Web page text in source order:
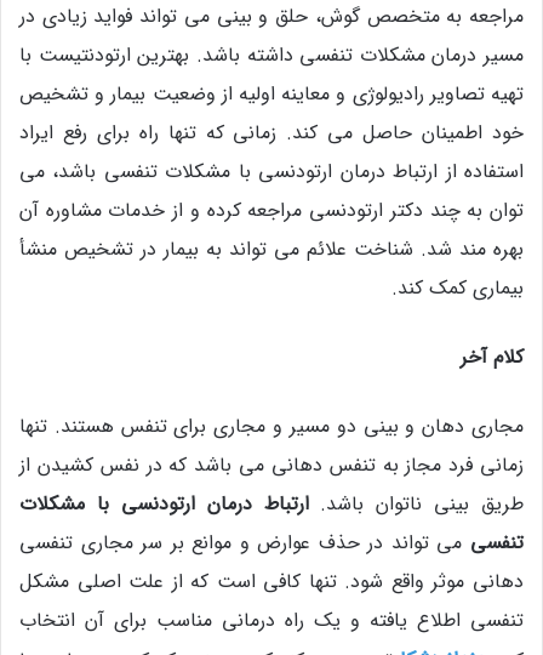
مراجعه به متخصص گوش، حلق و بینی می تواند فواید زیادی در
مسیر درمان مشکلات تنفسی داشته باشد. بهترین ارتودنتیست با
تهیه تصاویر رادیولوژی و معاینه اولیه از وضعیت بیمار و تشخیص
خود اطمینان حاصل می کند. زمانی که تنها راه برای رفع ایراد
استفاده از ارتباط درمان ارتودنسی با مشکلات تنفسی باشد، می
توان به چند دکتر ارتودنسی مراجعه کرده و از خدمات مشاوره آن
بهره مند شد. شناخت علائم می تواند به بیمار در تشخیص منشأ
بیماری کمک کند.
کلام آخر
مجاری دهان و بینی دو مسیر و مجاری برای تنفس هستند. تنها
زمانی فرد مجاز به تنفس دهانی می باشد که در نفس کشیدن از
طریق بینی ناتوان باشد.ارتباط درمان ارتودنسی با مشکلات
تنفسی می تواند در حذف عوارض و موانع بر سر مجاری تنفسی
دهانی موثر واقع شود. تنها کافی است که از علت اصلی مشکل
تنفسی اطلاع یافته و یک راه درمانی مناسب برای آن انتخاب